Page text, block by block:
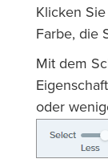
Klicken
Farbe, die
Mit dem
oder